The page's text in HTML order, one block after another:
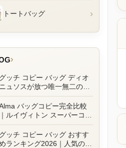
トートバッグ ›
›
グッチ コピー バッグ ディオ
ニュソスが放つ唯一無二の魅
とは？新作ラインナップ徹
底ガイドとリアルコーデ例
バッグコピー完全比較
｜ルイヴィトン スーパーコピ
で叶えるエレガントな日常
グッチ コピー バッグ おすす
ランキング2026｜人気の